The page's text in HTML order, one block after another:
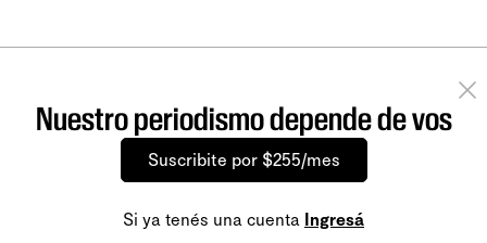
Nuestro periodismo depende de vos
Suscribite por $255/mes
Si ya tenés una cuenta Ingresá